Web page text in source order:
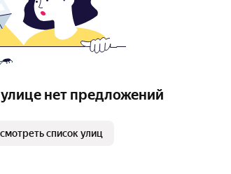
нет предложений
список улиц